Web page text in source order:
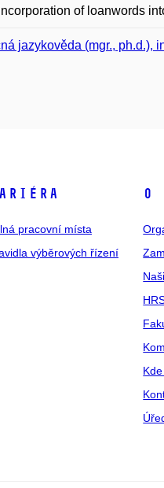
of loanwords
jazykověda (mgr., ph.d.),
pracovní místa
výběrových řízení
O